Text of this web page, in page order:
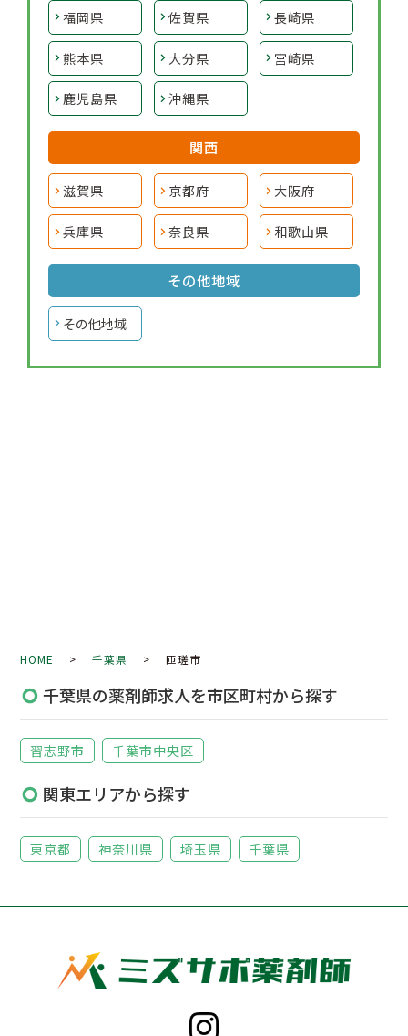
福岡県 佐賀県 長崎県
熊本県 大分県 宮崎県
鹿児島県 沖縄県
関西
滋賀県 京都府 大阪府
兵庫県 奈良県 和歌山県
その他地域
その他地域
HOME >千葉県 > 匝瑳市
千葉県の薬剤師求人を市区町村から探す
習志野市 千葉市中央区
関東エリアから探す
東京都 神奈川県 埼玉県 千葉県